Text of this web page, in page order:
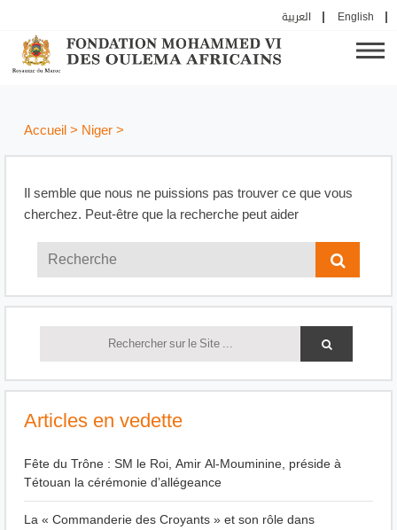
العربية English
Accueil> Niger>
Il semble que nous ne puissions pas trouver ce que vous
cherchez. Peut-être que la recherche peut aider
Articles en vedette
Fête du Trône : SM le Roi, Amir Al-Mouminine, préside à
Tétouan la cérémonie d’allégeance
La « Commanderie des Croyants » et son rôle dans